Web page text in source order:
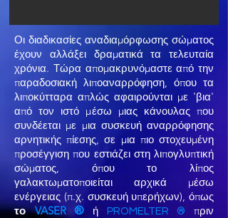
Οι διαδικασίες αναδιαμόρφωσης σώματος
έχουν αλλάξει δραματικά τα τελευταία
χρόνια. Τώρα απομακρυνόμαστε από την
παραδοσιακή λιποαναρρόφηση, όπου τα
λιποκύτταρα απλώς αφαιρούνται με 'βια'
από τον ιστό μέσω μιας κάνουλας που
συνδέεται με μια συσκευή αναρρόφησης
αρνητικής πίεσης, σε μια πιο στοχευμένη
προσέγγιση που εστιάζει στη λιπογλυπτική
σώματος, όπου το λίπος
γαλακτωματοποιείται αρχικά μέσω
ενέργειας (π.χ. συσκευή υπερήχων), όπως
τοVASER ® ή PROMELTER ®
πριν